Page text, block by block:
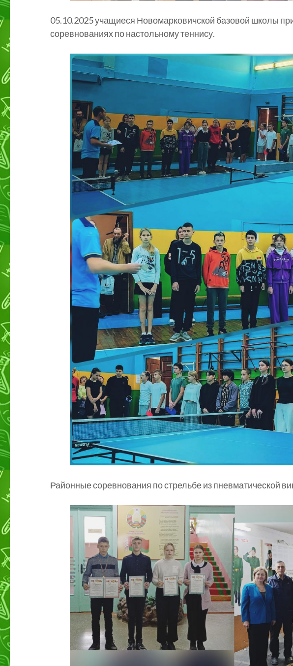
05.10.2025 учащиеся Новомарковичской базовой школы
соревнованиях по настольному теннису.
Районные соревнования по стрельбе из пневматической